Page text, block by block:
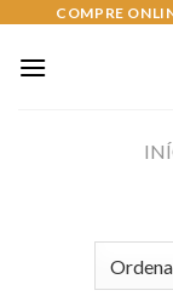
content
COMPRE